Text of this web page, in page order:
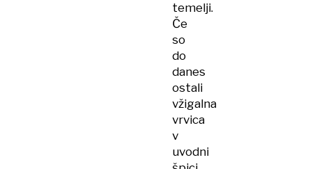
temelji.
Če
so
do
danes
ostali
vžigalna
vrvica
v
uvodni